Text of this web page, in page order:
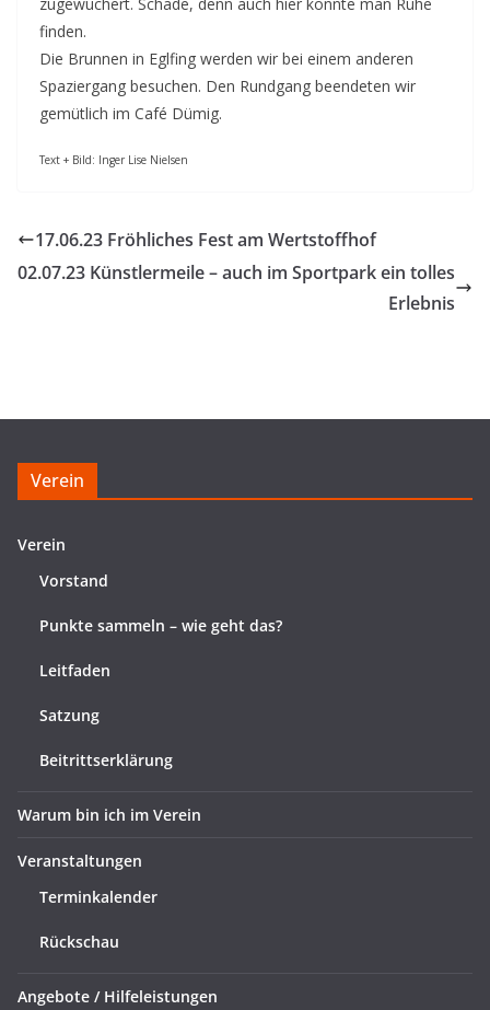
finden.
Die Brunnen in Eglfing werden wir bei einem anderen
Spaziergang besuchen. Den Rundgang beendeten wir
gemütlich im Café Dümig.
Text + Bild: Inger Lise Nielsen
17.06.23 Fröhliches Fest am Wertstoffhof
02.07.23 Künstlermeile – auch im Sportpark ein tolles
Erlebnis
Verein
Verein
Vorstand
Punkte sammeln – wie geht das?
Leitfaden
Satzung
Beitrittserklärung
Warum bin ich im Verein
Veranstaltungen
Terminkalender
Rückschau
Angebote / Hilfeleistungen